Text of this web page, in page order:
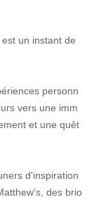
un instant de
personn
vers une imm
et une quêt
d'inspiration
des brio